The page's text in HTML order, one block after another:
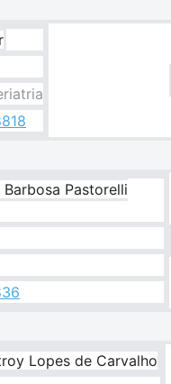
Pastorelli
Lopes de Carvalho